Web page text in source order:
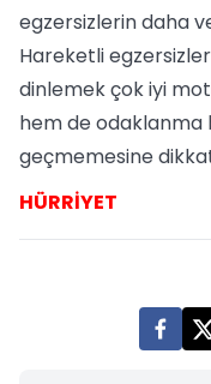
egzersizlerin daha
Hareketli
dinlemek çok iyi
hem de odaklanma
geçmemesine
HÜRRİYET